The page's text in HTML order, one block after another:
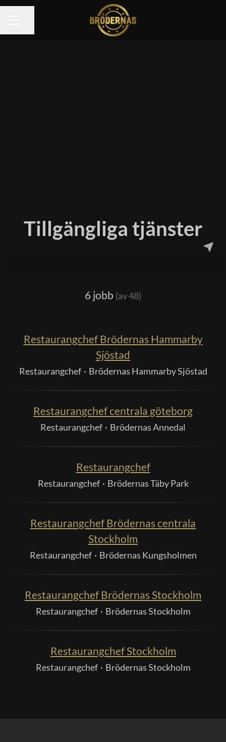
Tillgängliga tjänster
6 jobb (av 48)
Restaurangchef Brödernas Hammarby
Sjöstad
Restaurangchef · Brödernas Hammarby Sjöstad
Restaurangchef centrala göteborg
Restaurangchef · Brödernas Annedal
Restaurangchef
Restaurangchef · Brödernas Täby Park
Restaurangchef Brödernas centrala
Stockholm
Restaurangchef · Brödernas Kungsholmen
Restaurangchef Brödernas Stockholm
Restaurangchef · Brödernas Stockholm
Restaurangchef Stockholm
Restaurangchef · Brödernas Stockholm